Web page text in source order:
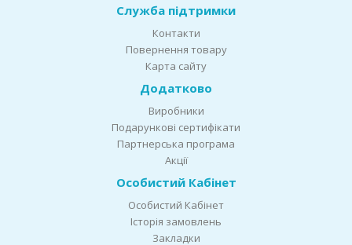
Служба підтримки
Контакти
Повернення товару
Карта сайту
Додатково
Виробники
Подарункові сертифікати
Партнерська програма
Акції
Особистий Кабінет
Особистий Кабінет
Історія замовлень
Закладки